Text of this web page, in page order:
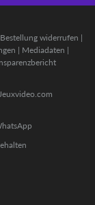
Bestellung widerrufen |
| Mediadaten |